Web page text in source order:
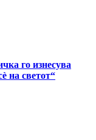
го изнесува
на светот“